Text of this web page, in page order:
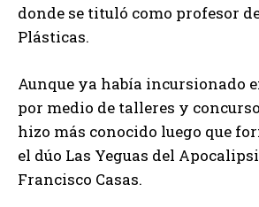
donde se tituló como profesor
Plásticas.
Aunque ya había incursionado
por medio de talleres y
hizo más conocido luego que
el dúo Las Yeguas del
Francisco Casas.